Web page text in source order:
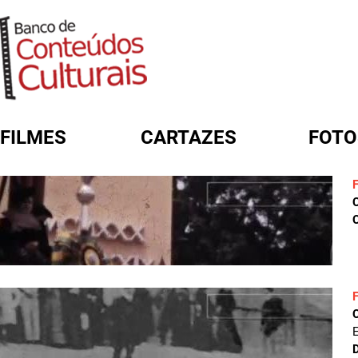
FILMES CARTAZES
FORMULÁRIO DE BUSCA